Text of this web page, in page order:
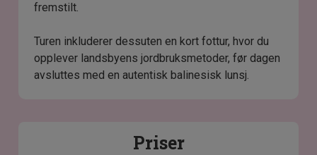
fremstilt.
Turen inkluderer dessuten en kort fottur, hvor du
opplever landsbyens jordbruksmetoder, før dagen
avsluttes med en autentisk balinesisk lunsj.
Priser